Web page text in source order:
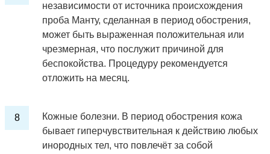
независимости от источника происхождения
проба Манту, сделанная в период обострения,
может быть выраженная положительная или
чрезмерная, что послужит причиной для
беспокойства. Процедуру рекомендуется
отложить на месяц.
Кожные болезни. В период обострения кожа
бывает гиперчувствительная к действию любых
инородных тел, что повлечёт за собой